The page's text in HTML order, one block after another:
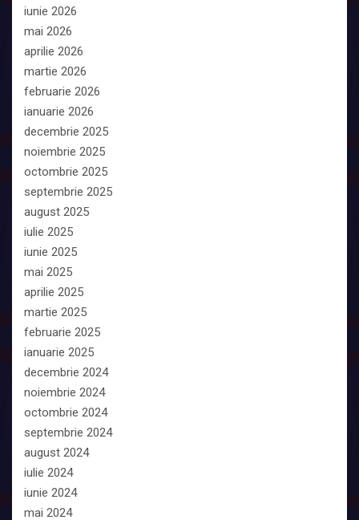
iunie 2026
mai 2026
aprilie 2026
martie 2026
februarie 2026
ianuarie 2026
decembrie 2025
noiembrie 2025
octombrie 2025
septembrie 2025
august 2025
iulie 2025
iunie 2025
mai 2025
aprilie 2025
martie 2025
februarie 2025
ianuarie 2025
decembrie 2024
noiembrie 2024
octombrie 2024
septembrie 2024
august 2024
iulie 2024
iunie 2024
mai 2024